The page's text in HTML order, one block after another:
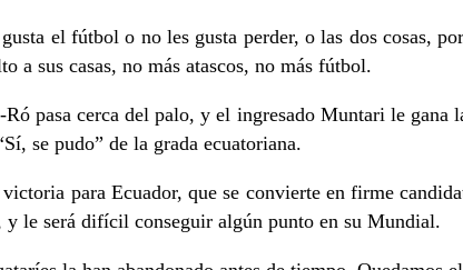
el fútbol o no les gusta perder, o las dos cosas,
a sus casas, no más atascos, no más fútbol.
pasa cerca del palo, y el ingresado Muntari le
se pudo” de la grada ecuatoriana.
para Ecuador, que se convierte en firme
y le será difícil conseguir algún punto en su Mundial.